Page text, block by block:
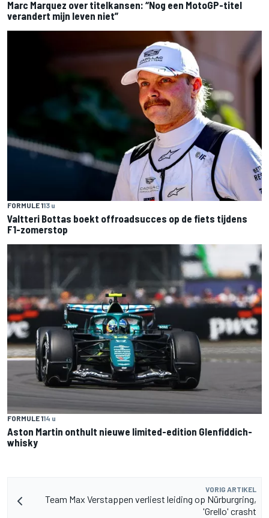
Marc Marquez over titelkansen: “Nog een MotoGP-titel
verandert mijn leven niet”
FORMULE 113 u
Valtteri Bottas boekt offroadsucces op de fiets tijdens
F1-zomerstop
FORMULE 114 u
Aston Martin onthult nieuwe limited-edition Glenfiddich-
whisky
VORIG ARTIKEL
Team Max Verstappen verliest leiding op Nürburgring,
'Grello' crasht